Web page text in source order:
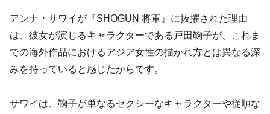
アンナ・サワイが『SHOGUN 将軍』に抜擢された理由
は、彼女が演じるキャラクターである戸田鞠子が、これま
での海外作品におけるアジア女性の描かれ方とは異なる深
みを持っていると感じたからです。
サワイは、鞠子が単なるセクシーなキャラクターや従順な